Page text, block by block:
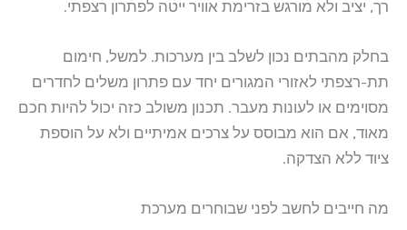
רך, יציב ולא מורגש בזרימת אוויר ייטה לפתרון רצפתי.
בחלק מהבתים נכון לשלב בין מערכות. למשל, חימום
תת-רצפתי לאזורי המגורים יחד עם פתרון משלים לחדרים
מסוימים או לעונות מעבר. תכנון משולב כזה יכול להיות חכם
מאוד, אם הוא מבוסס על צרכים אמיתיים ולא על הוספת
ציוד ללא הצדקה.
מה חייבים לחשב לפני שבוחרים מערכת